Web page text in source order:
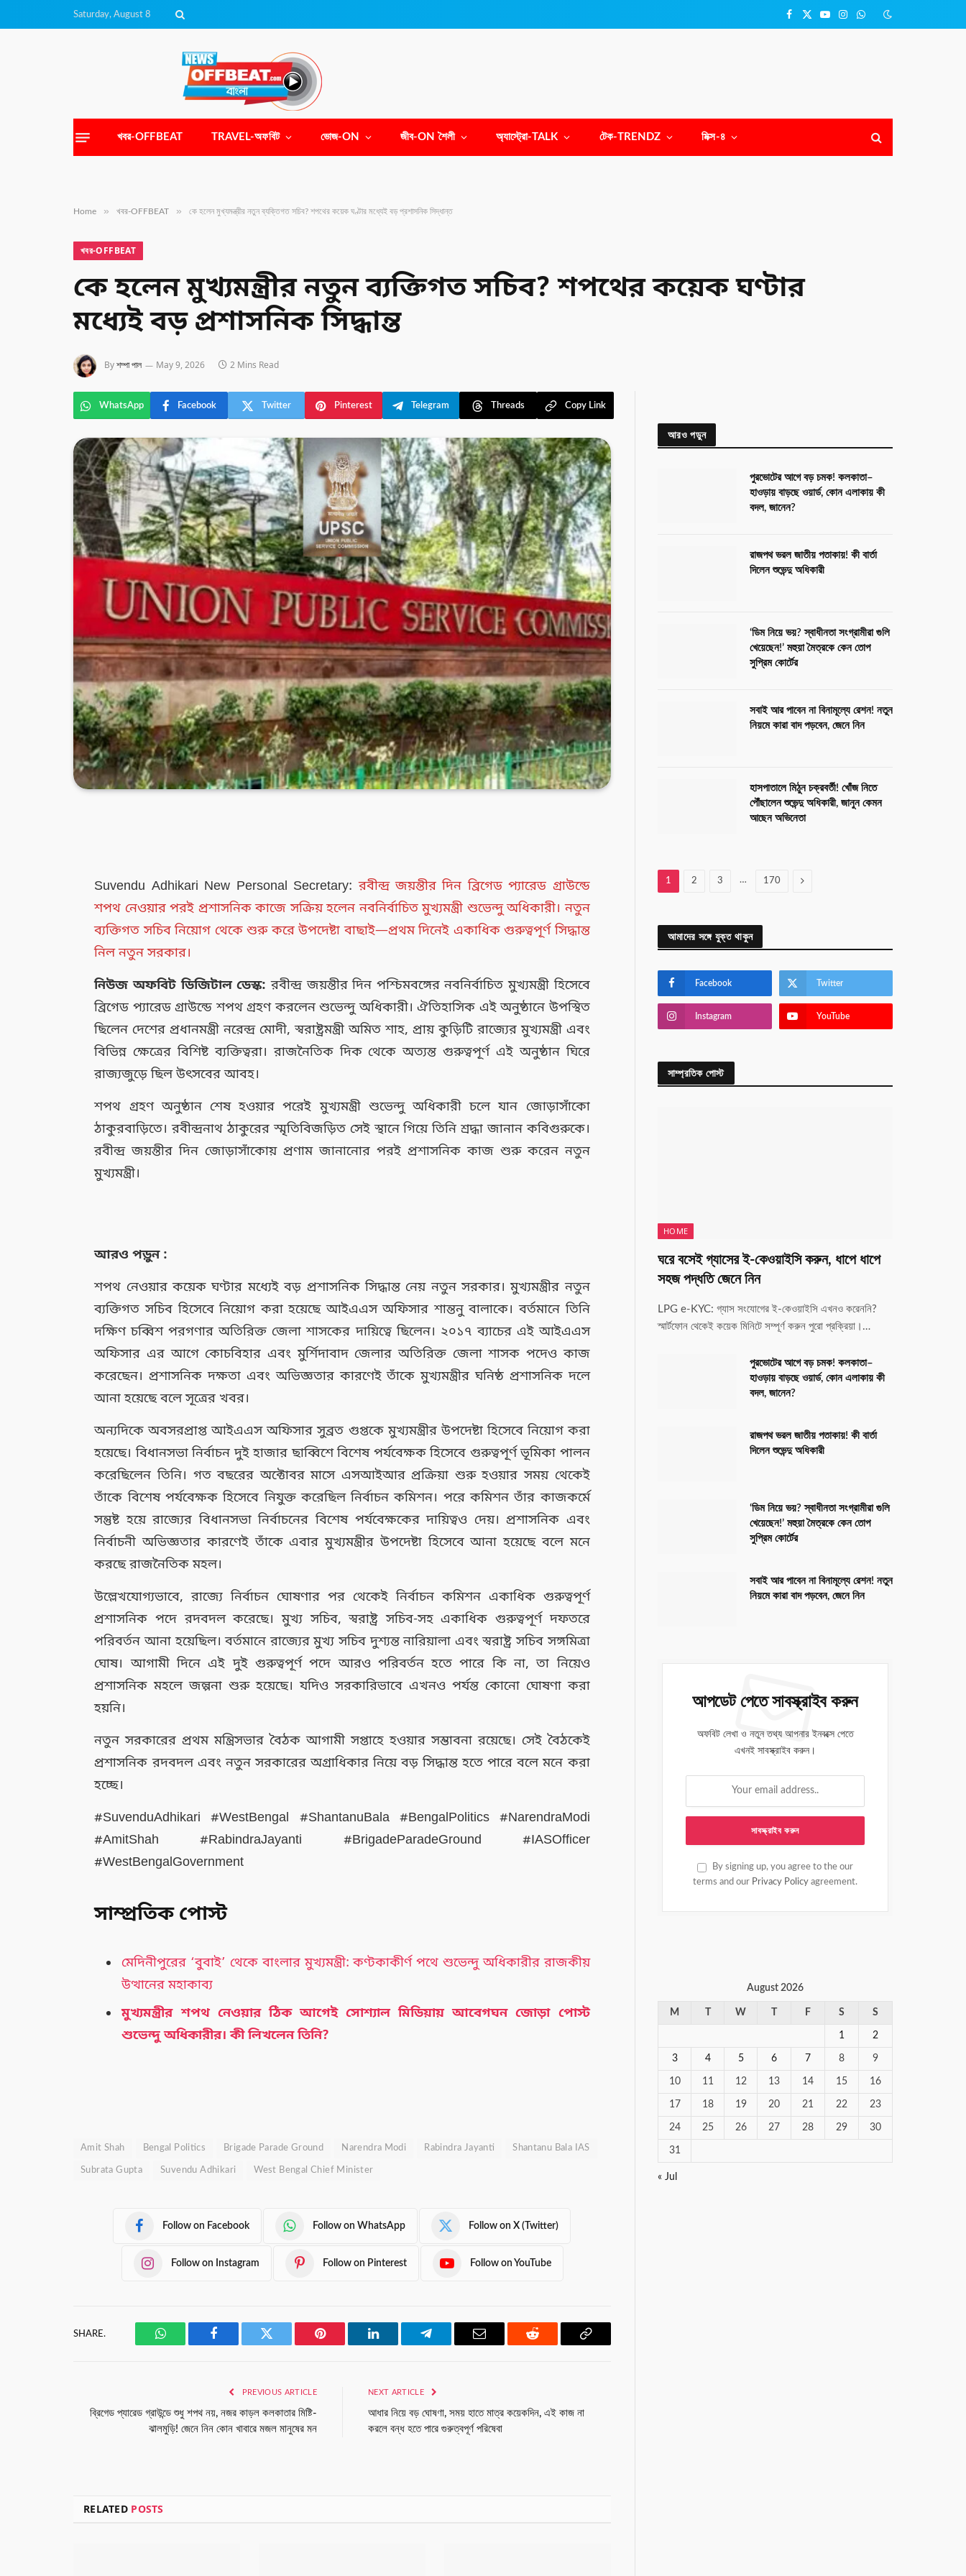
Saturday, August 8
Facebook
X
YouTubeInstagram
WhatsApp
খবর-OFFBEAT TRAVEL-অফবিট ভোজ-ON জীব-ON শৈলী অ্যাস্ট্রো-TALK টেক-TRENDZ মিক্স-৪
Home » খবর-OFFBEAT » কে হলেন মুখ্যমন্ত্রীর নতুন ব্যক্তিগত সচিব? শপথের কয়েক ঘণ্টার মধ্যেই বড় প্রশাসনিক সিদ্ধান্ত
খবর-OFFBEAT
কে হলেন মুখ্যমন্ত্রীর নতুন ব্যক্তিগত সচিব? শপথের কয়েক ঘণ্টার
মধ্যেই বড় প্রশাসনিক সিদ্ধান্ত
Byশম্পা পাল May 9, 2026 2 Mins Read
WhatsApp Facebook Twitter Pinterest Telegram Threads Copy Link
Suvendu Adhikari New Personal Secretary:রবীন্দ্র জয়ন্তীর দিন ব্রিগেড প্যারেড গ্রাউন্ডে
শপথ নেওয়ার পরই প্রশাসনিক কাজে সক্রিয় হলেন নবনির্বাচিত মুখ্যমন্ত্রী শুভেন্দু অধিকারী। নতুন
ব্যক্তিগত সচিব নিয়োগ থেকে শুরু করে উপদেষ্টা বাছাই—প্রথম দিনেই একাধিক গুরুত্বপূর্ণ সিদ্ধান্ত
নিল নতুন সরকার।
নিউজ অফবিট ডিজিটাল ডেস্ক:রবীন্দ্র জয়ন্তীর দিন পশ্চিমবঙ্গের নবনির্বাচিত মুখ্যমন্ত্রী হিসেবে
ব্রিগেড প্যারেড গ্রাউন্ডে শপথ গ্রহণ করলেন শুভেন্দু অধিকারী। ঐতিহাসিক এই অনুষ্ঠানে উপস্থিত
ছিলেন দেশের প্রধানমন্ত্রী নরেন্দ্র মোদী, স্বরাষ্ট্রমন্ত্রী অমিত শাহ, প্রায় কুড়িটি রাজ্যের মুখ্যমন্ত্রী এবং
বিভিন্ন ক্ষেত্রের বিশিষ্ট ব্যক্তিত্বরা। রাজনৈতিক দিক থেকে অত্যন্ত গুরুত্বপূর্ণ এই অনুষ্ঠান ঘিরে
রাজ্যজুড়ে ছিল উৎসবের আবহ।
শপথ গ্রহণ অনুষ্ঠান শেষ হওয়ার পরেই মুখ্যমন্ত্রী শুভেন্দু অধিকারী চলে যান জোড়াসাঁকো
ঠাকুরবাড়িতে। রবীন্দ্রনাথ ঠাকুরের স্মৃতিবিজড়িত সেই স্থানে গিয়ে তিনি শ্রদ্ধা জানান কবিগুরুকে।
রবীন্দ্র জয়ন্তীর দিন জোড়াসাঁকোয় প্রণাম জানানোর পরই প্রশাসনিক কাজ শুরু করেন নতুন
মুখ্যমন্ত্রী।
আরও পড়ুন :
শপথ নেওয়ার কয়েক ঘণ্টার মধ্যেই বড় প্রশাসনিক সিদ্ধান্ত নেয় নতুন সরকার। মুখ্যমন্ত্রীর নতুন
ব্যক্তিগত সচিব হিসেবে নিয়োগ করা হয়েছে আইএএস অফিসার শান্তনু বালাকে। বর্তমানে তিনি
দক্ষিণ চব্বিশ পরগণার অতিরিক্ত জেলা শাসকের দায়িত্বে ছিলেন। ২০১৭ ব্যাচের এই আইএএস
অফিসার এর আগে কোচবিহার এবং মুর্শিদাবাদ জেলার অতিরিক্ত জেলা শাসক পদেও কাজ
করেছেন। প্রশাসনিক দক্ষতা এবং অভিজ্ঞতার কারণেই তাঁকে মুখ্যমন্ত্রীর ঘনিষ্ঠ প্রশাসনিক দলে
আনা হয়েছে বলে সূত্রের খবর।
অন্যদিকে অবসরপ্রাপ্ত আইএএস অফিসার সুব্রত গুপ্তকে মুখ্যমন্ত্রীর উপদেষ্টা হিসেবে নিয়োগ করা
হয়েছে। বিধানসভা নির্বাচন দুই হাজার ছাব্বিশে বিশেষ পর্যবেক্ষক হিসেবে গুরুত্বপূর্ণ ভূমিকা পালন
করেছিলেন তিনি। গত বছরের অক্টোবর মাসে এসআইআর প্রক্রিয়া শুরু হওয়ার সময় থেকেই
তাঁকে বিশেষ পর্যবেক্ষক হিসেবে নিযুক্ত করেছিল নির্বাচন কমিশন। পরে কমিশন তাঁর কাজকর্মে
সন্তুষ্ট হয়ে রাজ্যের বিধানসভা নির্বাচনের বিশেষ পর্যবেক্ষকের দায়িত্বও দেয়। প্রশাসনিক এবং
নির্বাচনী অভিজ্ঞতার কারণেই তাঁকে এবার মুখ্যমন্ত্রীর উপদেষ্টা হিসেবে আনা হয়েছে বলে মনে
করছে রাজনৈতিক মহল।
উল্লেখযোগ্যভাবে, রাজ্যে নির্বাচন ঘোষণার পর থেকেই নির্বাচন কমিশন একাধিক গুরুত্বপূর্ণ
প্রশাসনিক পদে রদবদল করেছে। মুখ্য সচিব, স্বরাষ্ট্র সচিব-সহ একাধিক গুরুত্বপূর্ণ দফতরে
পরিবর্তন আনা হয়েছিল। বর্তমানে রাজ্যের মুখ্য সচিব দুশ্যন্ত নারিয়ালা এবং স্বরাষ্ট্র সচিব সঙ্গমিত্রা
ঘোষ। আগামী দিনে এই দুই গুরুত্বপূর্ণ পদে আরও পরিবর্তন হতে পারে কি না, তা নিয়েও
প্রশাসনিক মহলে জল্পনা শুরু হয়েছে। যদিও সরকারিভাবে এখনও পর্যন্ত কোনো ঘোষণা করা
হয়নি।
নতুন সরকারের প্রথম মন্ত্রিসভার বৈঠক আগামী সপ্তাহে হওয়ার সম্ভাবনা রয়েছে। সেই বৈঠকেই
প্রশাসনিক রদবদল এবং নতুন সরকারের অগ্রাধিকার নিয়ে বড় সিদ্ধান্ত হতে পারে বলে মনে করা
হচ্ছে।
#SuvenduAdhikari #WestBengal #ShantanuBala #BengalPolitics #NarendraModi
#AmitShah #RabindraJayanti #BrigadeParadeGround #IASOfficer
#WestBengalGovernment
সাম্প্রতিক পোস্ট
মেদিনীপুরের ‘বুবাই’ থেকে বাংলার মুখ্যমন্ত্রী: কণ্টকাকীর্ণ পথে শুভেন্দু অধিকারীর রাজকীয়
উত্থানের মহাকাব্য
মুখ্যমন্ত্রীর শপথ নেওয়ার ঠিক আগেই সোশ্যাল মিডিয়ায় আবেগঘন জোড়া পোস্ট
শুভেন্দু অধিকারীর। কী লিখলেন তিনি?
Amit Shah Bengal Politics Brigade Parade Ground Narendra Modi Rabindra Jayanti Shantanu Bala IAS
Subrata Gupta Suvendu Adhikari West Bengal Chief Minister
Follow on Facebook Follow on WhatsApp Follow on X (Twitter)
Follow on Instagram Follow on Pinterest Follow on YouTube
SHARE.
WhatsAppFacebook Twitter Pinterest LinkedIn Telegram Email Reddit
Copy
PREVIOUS ARTICLE
ব্রিগেড প্যারেড গ্রাউন্ডে শুধু শপথ নয়, নজর কাড়ল কলকাতার মিষ্টি-
ঝালমুড়ি! জেনে নিন কোন খাবারে মজল মানুষের মন
NEXT ARTICLE
আধার নিয়ে বড় ঘোষণা, সময় হাতে মাত্র কয়েকদিন, এই কাজ না
করলে বন্ধ হতে পারে গুরুত্বপূর্ণ পরিষেবা
RELATED POSTS
আরও পড়ুন
পুরভোটের আগে বড় চমক! কলকাতা–
হাওড়ায় বাড়ছে ওয়ার্ড, কোন এলাকায় কী
বদল, জানেন?
রাজপথ ভরল জাতীয় পতাকায়! কী বার্তা
দিলেন শুভেন্দু অধিকারী
‘ডিম নিয়ে ভয়? স্বাধীনতা সংগ্রামীরা গুলি
খেয়েছেন!’ মহুয়া মৈত্রকে কেন তোপ
সুপ্রিম কোর্টের
সবাই আর পাবেন না বিনামূল্যে রেশন! নতুন
নিয়মে কারা বাদ পড়বেন, জেনে নিন
হাসপাতালে মিঠুন চক্রবর্তী! খোঁজ নিতে
পৌঁছালেন শুভেন্দু অধিকারী, জানুন কেমন
আছেন অভিনেতা
1 2 3 … 170 Next
আমাদের সঙ্গে যুক্ত থাকুন
Facebook Twitter
Instagram YouTube
সাম্প্রতিক পোস্ট
HOME
ঘরে বসেই গ্যাসের ই-কেওয়াইসি করুন, ধাপে ধাপে
সহজ পদ্ধতি জেনে নিন
LPG e-KYC: গ্যাস সংযোগের ই-কেওয়াইসি এখনও করেননি?
স্মার্টফোন থেকেই কয়েক মিনিটে সম্পূর্ণ করুন পুরো প্রক্রিয়া।…
পুরভোটের আগে বড় চমক! কলকাতা–
হাওড়ায় বাড়ছে ওয়ার্ড, কোন এলাকায় কী
বদল, জানেন?
রাজপথ ভরল জাতীয় পতাকায়! কী বার্তা
দিলেন শুভেন্দু অধিকারী
‘ডিম নিয়ে ভয়? স্বাধীনতা সংগ্রামীরা গুলি
খেয়েছেন!’ মহুয়া মৈত্রকে কেন তোপ
সুপ্রিম কোর্টের
সবাই আর পাবেন না বিনামূল্যে রেশন! নতুন
নিয়মে কারা বাদ পড়বেন, জেনে নিন
আপডেট পেতে সাবস্ক্রাইব করুন
অফবিট লেখা ও নতুন তথ্য আপনার ইনবক্সে পেতে
এখনই সাবস্ক্রাইব করুন।
By signing up, you agree to the our
terms and our Privacy Policy agreement.
August 2026
M W F S S
1 2
3 4 5 6 7 8 9
10 11 12 13 14 15 16
17 18 19 20 21 22 23
24 25 26 27 28 29 30
31
« Jul